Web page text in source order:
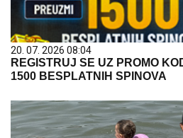
20. 07. 2026 08:04
REGISTRUJ SE UZ PROMO
1500 BESPLATNIH SPINOVA